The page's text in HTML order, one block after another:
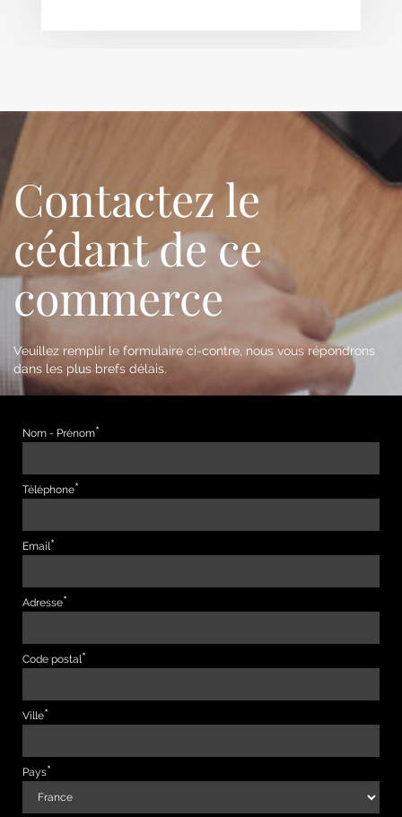
Contactez le
cédant de ce
commerce
Veuillez remplir le formulaire ci-contre, nous vous répondrons
dans les plus brefs délais.
Nom - Prénom
Téléphone
Email
Adresse
Code postal
Ville
Pays